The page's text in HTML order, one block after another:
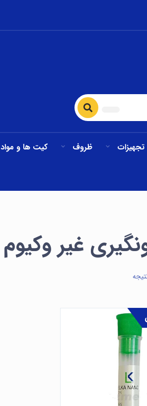
تجهیزات ظروف کیت ها و مواد
غیر وکیوم